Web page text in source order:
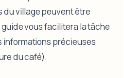
du village peuvent être
vous facilitera la tâche
informations précieuses
du café).